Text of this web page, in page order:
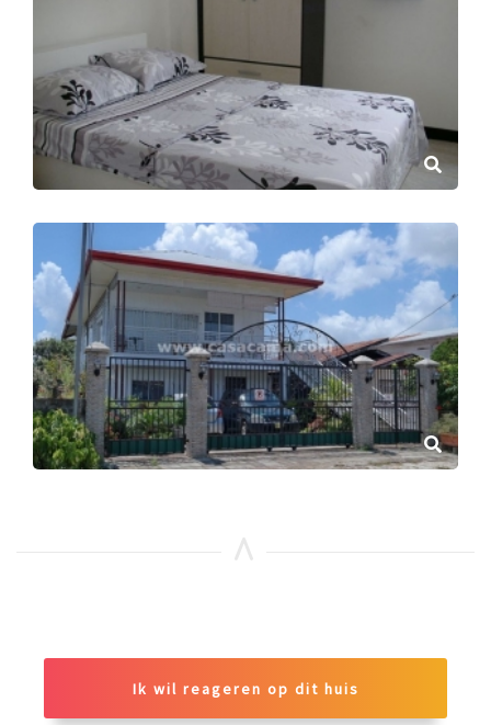
Ik wil reageren op dit huis